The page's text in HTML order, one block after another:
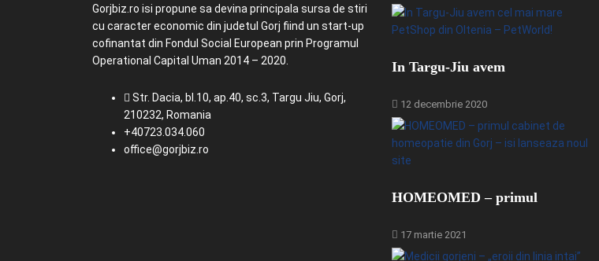
Gorjbiz.ro isi propune sa devina principala sursa de stiri
cu caracter economic din judetul Gorj fiind un start-up
cofinantat din Fondul Social European prin Programul
Operational Capital Uman 2014 – 2020.
Str. Dacia, bl.10, ap.40, sc.3, Targu Jiu, Gorj,
210232, Romania
+40723.034.060
office@gorjbiz.ro
In Targu-Jiu avem
12 decembrie 2020
HOMEOMED – primul
17 martie 2021